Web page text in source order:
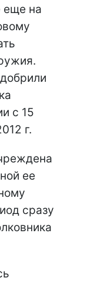
еще на
с 15
г.
ее
сразу